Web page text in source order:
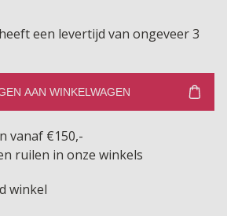
een levertijd van ongeveer 3
AAN WINKELWAGEN
vanaf €150,-
ruilen in onze winkels
winkel